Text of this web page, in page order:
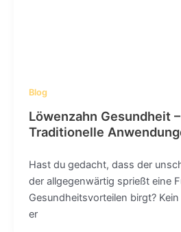
Blog
Löwenzahn Gesundheit
Traditionelle
Hast du gedacht, dass der
der allgegenwärtig sprießt eine
Gesundheitsvorteilen birgt?
er